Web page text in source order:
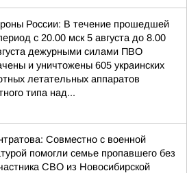
России: В течение прошедшей
с 20.00 мск 5 августа до 8.00
дежурными силами ПВО
и уничтожены 605 украинских
летательных аппаратов
типа над...
Совместно с военной
помогли семье пропавшего без
СВО из Новосибирской